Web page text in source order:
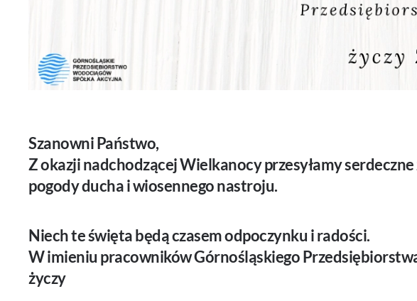
Szanowni Państwo,
Z okazji nadchodzącej Wielkanocy przesyłamy
pogody ducha i wiosennego nastroju.
Niech te święta będą czasem odpoczynku i radości.
W imieniu pracowników Górnośląskiego
życzy